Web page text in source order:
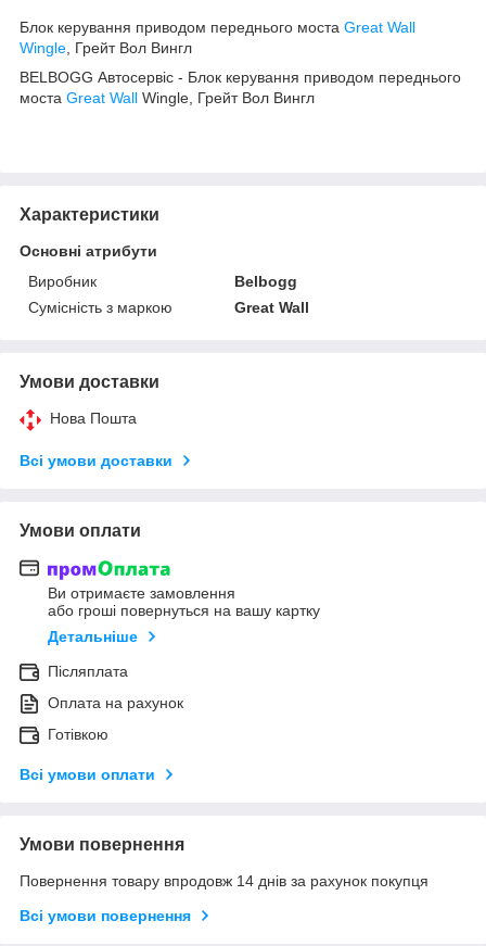
Блок керування приводом переднього моста Great Wall
Wingle , Грейт Вол Вингл
BELBOGG Автосервіс - Блок керування приводом переднього
моста Great Wall Wingle, Грейт Вол Вингл
Характеристики
Основні атрибути
Виробник
Belbogg
Сумісність з маркою
Great Wall
Умови доставки
Нова Пошта
Всі умови доставки
Умови оплати
Ви отримаєте замовлення
або гроші повернуться на вашу картку
Детальніше
Післяплата
Оплата на рахунок
Готівкою
Всі умови оплати
Умови повернення
Повернення товару впродовж 14 днів за рахунок покупця
Всі умови повернення